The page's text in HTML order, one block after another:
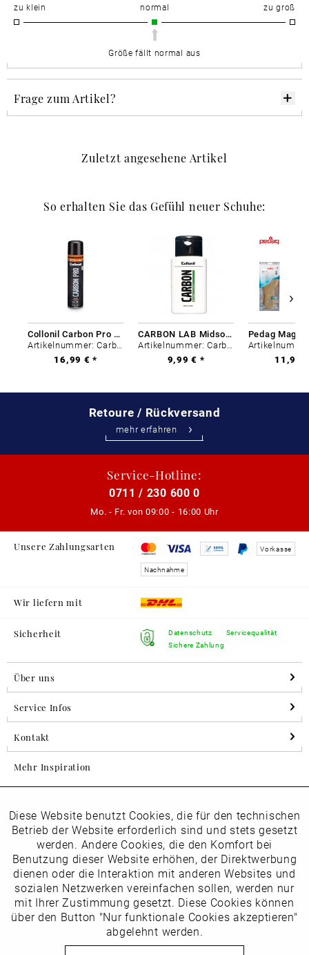
zu klein normal zu groß
Größe fällt normal aus
Frage zum Artikel?
Zuletzt angesehene Artikel
So erhalten Sie das Gefühl neuer Schuhe:
Collonil Carbon Pro 400 ml
Artikelnummer: Carbon-0
16,99 € *
CARBON LAB Midsole Cleaner
Artikelnummer: Carbon-0
9,99 € *
11,99
Retoure / Rückversand
mehr erfahren
Service-Hotline:
0711 / 230 600 0
Mo. - Fr. von 09:00 - 16:00 Uhr
Unsere Zahlungsarten Vorkasse
Nachnahme
Wir liefern mit
Sicherheit
Datenschutz
Sichere Zahlung
Servicequalität
Über uns
Service Infos
Kontakt
Mehr Inspiration
Folgen Sie uns auf Instagram
horsch_schuhe
Newsletter
Datenschutzbestimmungenhabe ich zur Kenntnis
Funktionale Aktiv
Marketing Inaktiv
Tracking Inaktiv
Inaktiv
Diese Website benutzt Cookies, die für den technischen
Betrieb der Website erforderlich sind und stets gesetzt
werden. Andere Cookies, die den Komfort bei
Benutzung dieser Website erhöhen, der Direktwerbung
dienen oder die Interaktion mit anderen Websites und
sozialen Netzwerken vereinfachen sollen, werden nur
mit Ihrer Zustimmung gesetzt. Diese Cookies können
über den Button "Nur funktionale Cookies akzeptieren"
abgelehnt werden.